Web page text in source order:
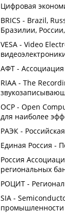
Цифровая
BRICS - Brazil,
Бразилии,
VESA - Video
АФТ -
RIAA - The
OCP - Open
для наиболее
РАЭК -
Единая Россия -
Россия
региональных
РОЦИТ -
SIA -
промышленности